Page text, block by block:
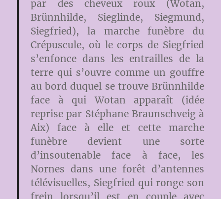
par des cheveux roux (Wotan,
Brünnhilde, Sieglinde, Siegmund,
Siegfried), la marche funèbre du
Crépuscule, où le corps de Siegfried
s’enfonce dans les entrailles de la
terre qui s’ouvre comme un gouffre
au bord duquel se trouve Brünnhilde
face à qui Wotan apparaît (idée
reprise par Stéphane Braunschveig à
Aix) face à elle et cette marche
funèbre devient une sorte
d’insoutenable face à face, les
Nornes dans une forêt d’antennes
télévisuelles, Siegfried qui ronge son